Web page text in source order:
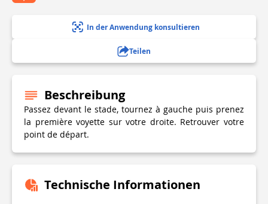
In der Anwendung konsultieren
Teilen
Beschreibung
Passez devant le stade, tournez à gauche puis prenez
la première voyette sur votre droite. Retrouver votre
point de départ.
Technische Informationen